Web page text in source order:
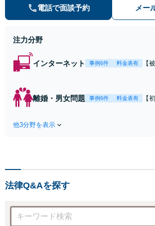
まずご相談く
無料。全国対
電話で面談予約 メー
注力分野
インターネット 事例6件 料金表有
【
情
離婚・男女問題 事例6件 料金表有
【
最
い
【
他3分野を表示
法律Q&Aを探す